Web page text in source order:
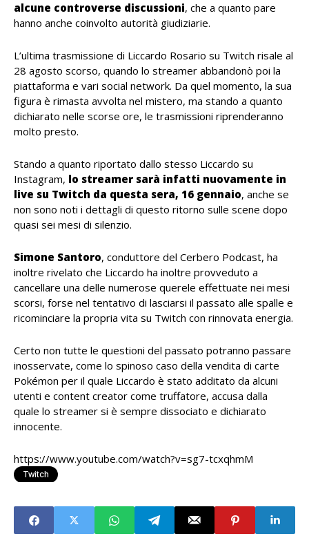
alcune controverse discussioni, che a quanto pare
hanno anche coinvolto autorità giudiziarie.
L’ultima trasmissione di Liccardo Rosario su Twitch risale al
28 agosto scorso, quando lo streamer abbandonò poi la
piattaforma e vari social network. Da quel momento, la sua
figura è rimasta avvolta nel mistero, ma stando a quanto
dichiarato nelle scorse ore, le trasmissioni riprenderanno
molto presto.
Stando a quanto riportato dallo stesso Liccardo su
Instagram, lo streamer sarà infatti nuovamente in
live su Twitch da questa sera, 16 gennaio, anche se
non sono noti i dettagli di questo ritorno sulle scene dopo
quasi sei mesi di silenzio.
Simone Santoro, conduttore del Cerbero Podcast, ha
inoltre rivelato che Liccardo ha inoltre provveduto a
cancellare una delle numerose querele effettuate nei mesi
scorsi, forse nel tentativo di lasciarsi il passato alle spalle e
ricominciare la propria vita su Twitch con rinnovata energia.
Certo non tutte le questioni del passato potranno passare
inosservate, come lo spinoso caso della vendita di carte
Pokémon per il quale Liccardo è stato additato da alcuni
utenti e content creator come truffatore, accusa dalla
quale lo streamer si è sempre dissociato e dichiarato
innocente.
https://www.youtube.com/watch?v=sg7-tcxqhmM
Twitch